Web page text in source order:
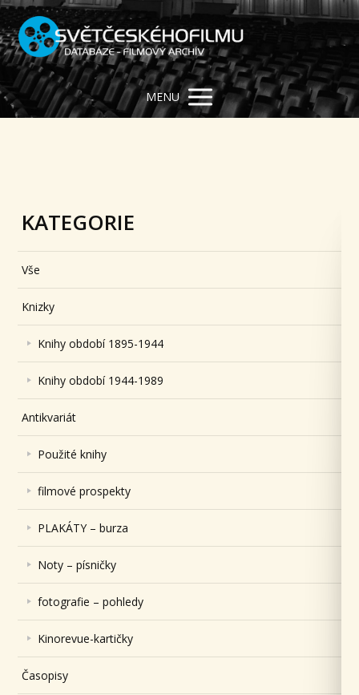
MENU
KATEGORIE
Vše
Knizky
Knihy období 1895-1944
Knihy období 1944-1989
Antikvariát
Použité knihy
filmové prospekty
PLAKÁTY – burza
Noty – písničky
fotografie – pohledy
Kinorevue-kartičky
Časopisy